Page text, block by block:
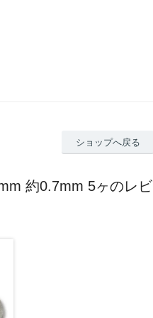
ショップへ戻る
約0.7mm 5ヶのレビ